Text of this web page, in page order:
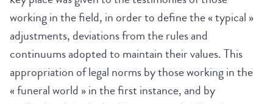
working in the field, in order to define the « typical »
adjustments, deviations from the rules and
continuums adopted to maintain their values. This
appropriation of legal norms by those working in the
« funeral world » in the first instance, and by